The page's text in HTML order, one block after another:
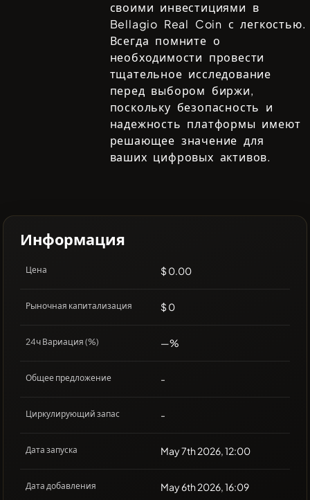
своими инвестициями в
Bellagio Real Coin с легкостью.
Всегда помните о
необходимости провести
тщательное исследование
перед выбором биржи,
поскольку безопасность и
надежность платформы имеют
решающее значение для
ваших цифровых активов.
Информация
Цена $ 0.00
Рыночная капитализация $ 0
24ч Вариация (%) —%
Общее предложение -
Циркулирующий запас -
Дата запуска May 7th 2026, 12:00
Дата добавления May 6th 2026, 16:09